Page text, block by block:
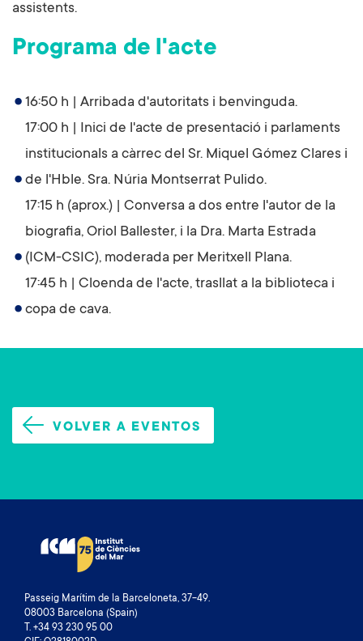
assistents.
Programa de l'acte
16:50 h | Arribada d'autoritats i benvinguda.
17:00 h | Inici de l'acte de presentació i parlaments
institucionals a càrrec del Sr. Miquel Gómez Clares i
de l'Hble. Sra. Núria Montserrat Pulido.
17:15 h (aprox.) | Conversa a dos entre l'autor de la
biografia, Oriol Ballester, i la Dra. Marta Estrada
(ICM-CSIC), moderada per Meritxell Plana.
17:45 h | Cloenda de l'acte, trasllat a la biblioteca i
copa de cava.
VOLVER A EVENTOS
Passeig Marítim de la Barceloneta, 37-49.
08003 Barcelona (Spain)
T. +34 93 230 95 00